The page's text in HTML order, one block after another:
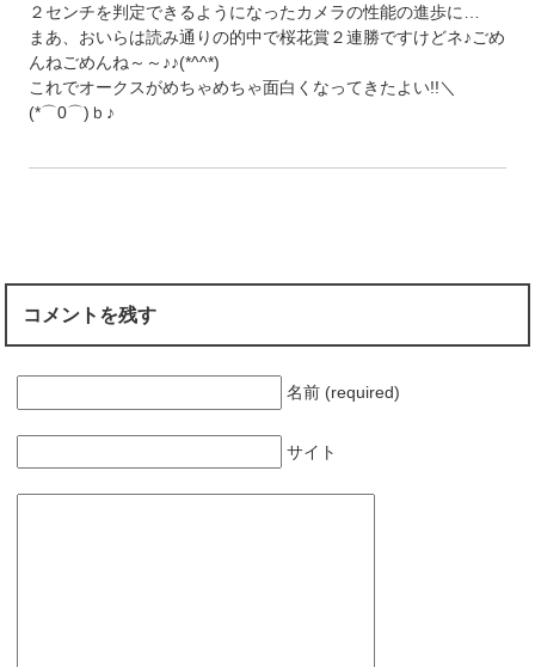
２センチを判定できるようになったカメラの性能の進歩に…
まあ、おいらは読み通りの的中で桜花賞２連勝ですけどネ♪ごめ
んねごめんね～～♪♪(*^^*)
これでオークスがめちゃめちゃ面白くなってきたよい!!＼
(*⌒0⌒)ｂ♪
コメントを残す
名前 (required)
サイト